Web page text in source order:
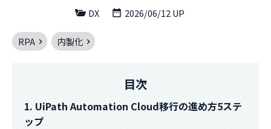
DX 2026/06/12 UP
RPA 内製化
目次
1. UiPath Automation Cloud移行の進め方5ステ
ップ